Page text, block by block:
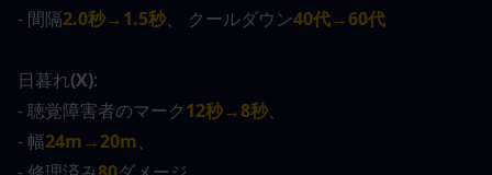
- 間隔2.0秒→1.5秒、 クールダウン40代→60代
日暮れ(X):
- 聴覚障害者のマーク12秒→8秒、
- 幅24m→20m、